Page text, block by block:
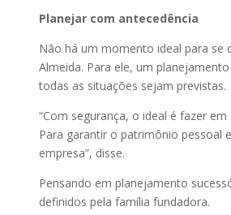
Planejar com antecedência
Não há um momento ideal para se
Almeida. Para ele, um
todas as situações sejam previstas.
“Com segurança, o ideal é fazer
Para garantir o patrimônio pessoal
empresa”, disse.
Pensando em planejamento
definidos pela família fundadora.